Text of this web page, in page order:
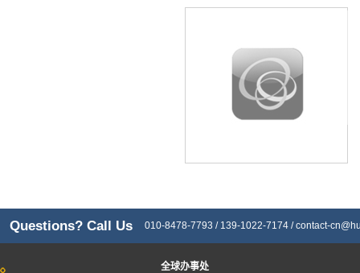
Questions? Call Us 010-8478-7793 / 139-1022-7174 /contact-
全球办事处